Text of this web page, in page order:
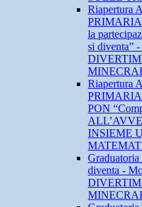
Riapertura
la
si diventa”
Riapertura
PRIMARIA
PON
INSIEME
diventa -